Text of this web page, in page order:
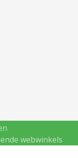
webwinkels